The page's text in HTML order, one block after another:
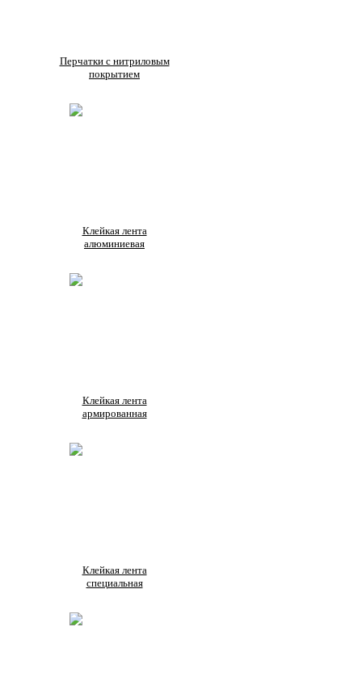
Перчатки с нитриловым
покрытием
Клейкая лента
алюминиевая
Клейкая лента
армированная
Клейкая лента
специальная